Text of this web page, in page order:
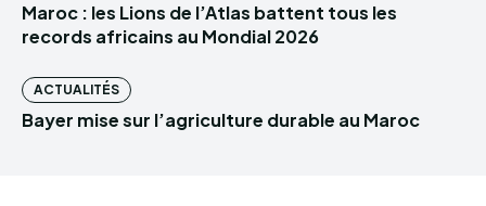
Maroc : les Lions de l’Atlas battent tous les
records africains au Mondial 2026
ACTUALITÉS
Bayer mise sur l’agriculture durable au Maroc